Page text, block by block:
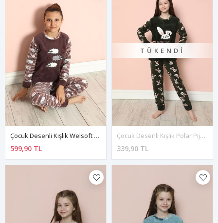
Çocuk Desenli Kışlık Welsoft Polar Pijama Takımı 9C-20302
599,90 TL
TÜKENDI
Çocuk Desenli Kışlık Polar Pijama Takımı 9C-20206
339,90 TL